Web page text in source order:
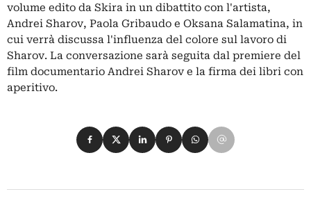
volume edito da Skira in un dibattito con l'artista,
Andrei Sharov, Paola Gribaudo e Oksana Salamatina, in
cui verrà discussa l'influenza del colore sul lavoro di
Sharov. La conversazione sarà seguita dal premiere del
film documentario Andrei Sharov e la firma dei libri con
aperitivo.
Condividi su Facebook
Condividi su X
Condividi su LinkedIn
Condividi su Pinterest
Condividi su WhatsApp
Condividi su Email